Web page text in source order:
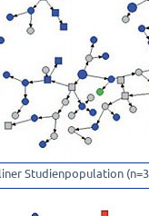
Studienpopulation